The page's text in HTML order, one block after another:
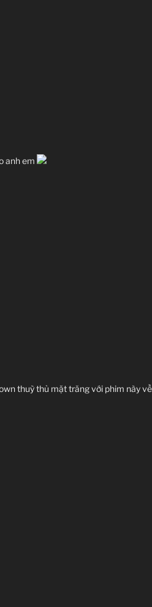
anh em
thuỳ thủ mặt trăng với phim này